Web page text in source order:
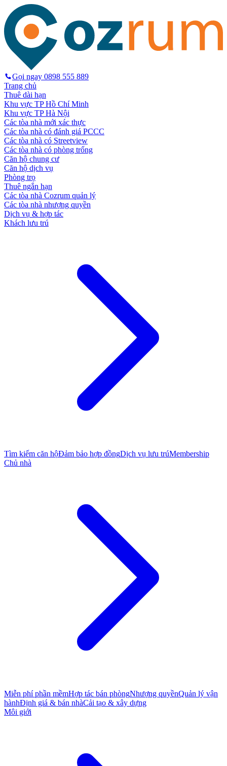
Gọi ngay 0898 555 889
Trang chủ
Thuê dài hạn
Khu vực TP Hồ Chí Minh
Khu vực TP Hà Nội
Các tòa nhà mới xác thực
Các tòa nhà có đánh giá PCCC
Các tòa nhà có Streetview
Các tòa nhà có phòng trống
Căn hộ chung cư
Căn hộ dịch vụ
Phòng trọ
Thuê ngắn hạn
Các tòa nhà Cozrum quản lý
Các tòa nhà nhượng quyền
Dịch vụ & hợp tác
Khách lưu trú
Tìm kiếm căn hộĐảm bảo hợp đồngDịch vụ lưu trúMembership
Chủ nhà
Miễn phí phần mềmHợp tác bán phòngNhượng quyềnQuản lý vận
hànhĐịnh giá & bán nhàCải tạo & xây dựng
Môi giới